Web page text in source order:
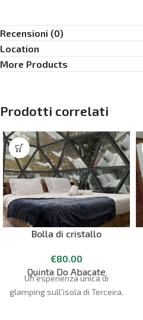
Recensioni (0)
Location
More Products
Prodotti correlati
Bolla di cristallo
€80.00
Quinta Do Abacate
Un'esperienza unica di
glamping sull'isola di Terceira.